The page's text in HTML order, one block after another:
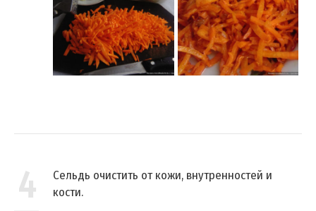
4
Сельдь очистить от кожи, внутренностей и
кости.